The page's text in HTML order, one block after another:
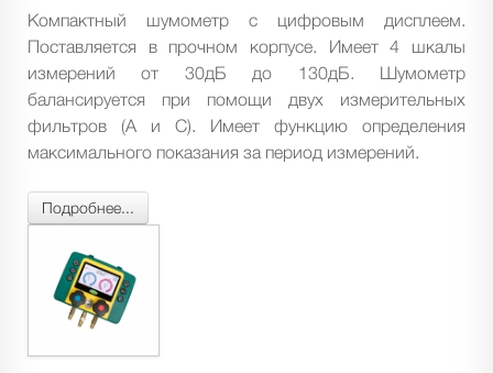
Компактный шумометр с цифровым дисплеем.
Поставляется в прочном корпусе. Имеет 4 шкалы
измерений от 30дБ до 130дБ. Шумометр
балансируется при помощи двух измерительных
фильтров (А и С). Имеет функцию определения
максимального показания за период измерений.
Подробнее...